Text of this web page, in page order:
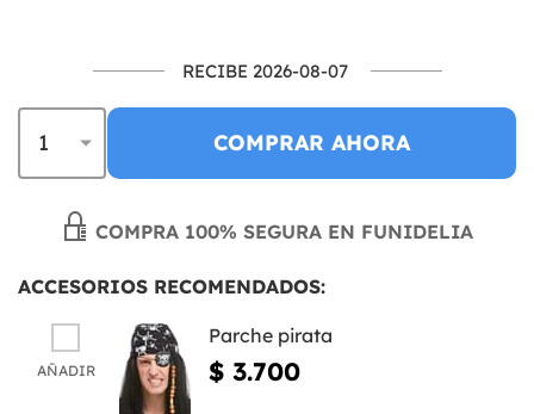
RECIBE 2026-08-07
COMPRAR AHORA
COMPRA 100% SEGURA EN FUNIDELIA
ACCESORIOS RECOMENDADOS:
AÑADIR
Parche pirata
$ 3.700